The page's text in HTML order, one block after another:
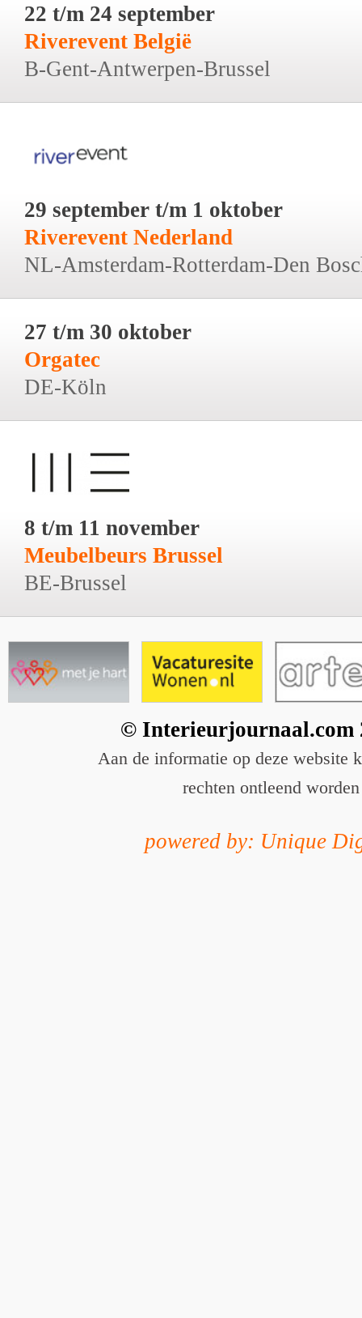
22 t/m 24 september
Riverevent België
B-Gent-Antwerpen-Brussel
29 september t/m 1 oktober
Riverevent Nederland
NL-Amsterdam-Rotterdam-Den
27 t/m 30 oktober
Orgatec
DE-Köln
8 t/m 11 november
Meubelbeurs Brussel
BE-Brussel
© Interieurjournaal.com
Aan de informatie op deze website
rechten ontleend worden
powered by: Unique